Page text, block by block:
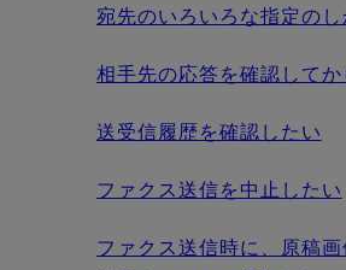
宛先のいろいろな指定のし
相手先の応答を確認してか
送受信履歴を確認したい
ファクス送信を中止したい
ファクス送信時に、原稿